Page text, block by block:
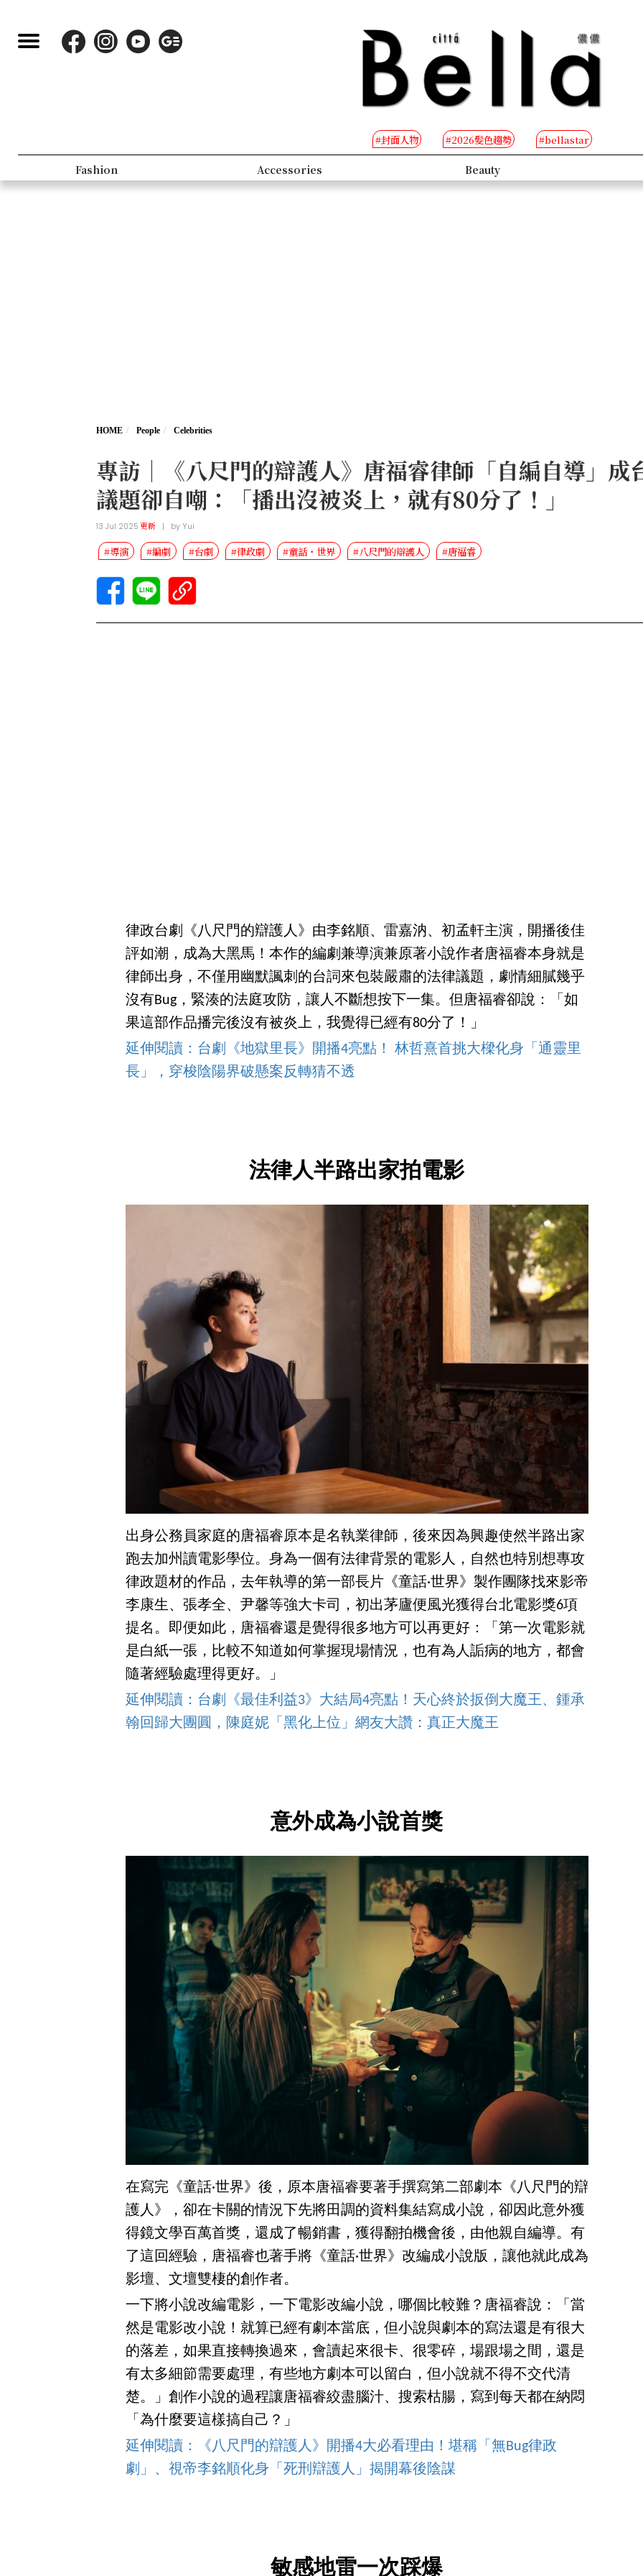
#封面人物 #2026髮色趨勢 #bellastar
Fashion Accessories Beauty
HOME People Celebrities
專訪｜《八尺門的辯護人》唐福睿律師「自編自導」成
議題卻自嘲：「播出沒被炎上，就有80分了！」
13 Jul 2025更新 | by Yui
#導演 #編劇 #台劇 #律政劇 #童話・世界 #八尺門的辯護人 #唐福睿
律政台劇《八尺門的辯護人》由李銘順、雷嘉汭、初孟軒主演，開播後佳
評如潮，成為大黑馬！本作的編劇兼導演兼原著小說作者唐福睿本身就是
律師出身，不僅用幽默諷刺的台詞來包裝嚴肅的法律議題，劇情細膩幾乎
沒有Bug，緊湊的法庭攻防，讓人不斷想按下一集。但唐福睿卻說：「如
果這部作品播完後沒有被炎上，我覺得已經有80分了！」
延伸閱讀：台劇《地獄里長》開播4亮點！ 林哲熹首挑大樑化身「通靈里
長」，穿梭陰陽界破懸案反轉猜不透
法律人半路出家拍電影
出身公務員家庭的唐福睿原本是名執業律師，後來因為興趣使然半路出家
跑去加州讀電影學位。身為一個有法律背景的電影人，自然也特別想專攻
律政題材的作品，去年執導的第一部長片《童話·世界》製作團隊找來影帝
李康生、張孝全、尹馨等強大卡司，初出茅廬便風光獲得台北電影獎6項
提名。即便如此，唐福睿還是覺得很多地方可以再更好：「第一次電影就
是白紙一張，比較不知道如何掌握現場情況，也有為人詬病的地方，都會
隨著經驗處理得更好。」
延伸閱讀：台劇《最佳利益3》大結局4亮點！天心終於扳倒大魔王、鍾承
翰回歸大團圓，陳庭妮「黑化上位」網友大讚：真正大魔王
意外成為小說首獎
在寫完《童話·世界》後，原本唐福睿要著手撰寫第二部劇本《八尺門的辯
護人》，卻在卡關的情況下先將田調的資料集結寫成小說，卻因此意外獲
得鏡文學百萬首獎，還成了暢銷書，獲得翻拍機會後，由他親自編導。有
了這回經驗，唐福睿也著手將《童話·世界》改編成小說版，讓他就此成為
影壇、文壇雙棲的創作者。
一下將小說改編電影，一下電影改編小說，哪個比較難？唐福睿說：「當
然是電影改小說！就算已經有劇本當底，但小說與劇本的寫法還是有很大
的落差，如果直接轉換過來，會讀起來很卡、很零碎，場跟場之間，還是
有太多細節需要處理，有些地方劇本可以留白，但小說就不得不交代清
楚。」創作小說的過程讓唐福睿絞盡腦汁、搜索枯腸，寫到每天都在納悶
「為什麼要這樣搞自己？」
延伸閱讀：《八尺門的辯護人》開播4大必看理由！堪稱「無Bug律政
劇」、視帝李銘順化身「死刑辯護人」揭開幕後陰謀
敏感地雷一次踩爆